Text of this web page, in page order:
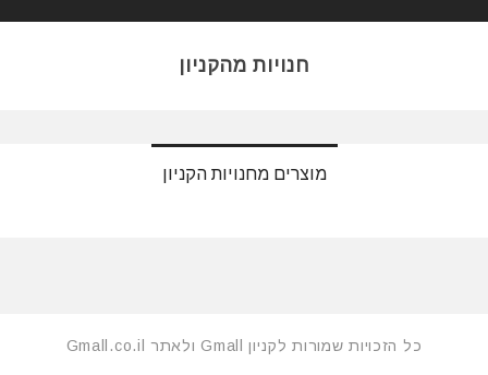
חנויות מהקניון
מוצרים מחנויות הקניון
כל הזכויות שמורות לקניון Gmall ולאתר Gmall.co.il